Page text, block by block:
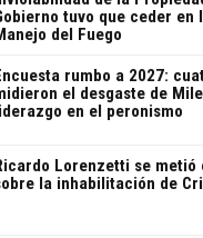
tuvo que ceder en
del Fuego
rumbo a 2027:
el desgaste de
en el peronismo
Lorenzetti se metió
la inhabilitación de